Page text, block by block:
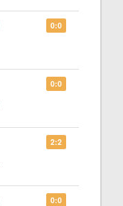
0:0
0:0
2:2
0:0